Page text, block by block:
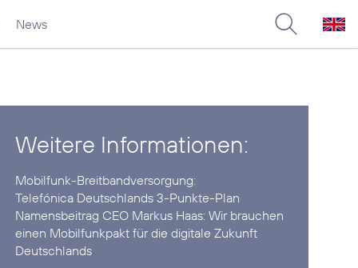
News
Weitere Informationen:
Telefónica Deutschlands 3-Punkte-Plan
Namensbeitrag CEO Markus Haas:Wir brauchen
einen Mobilfunkpakt für die digitale Zukunft
Deutschlands